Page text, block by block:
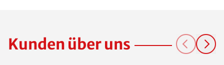
Kunden über uns